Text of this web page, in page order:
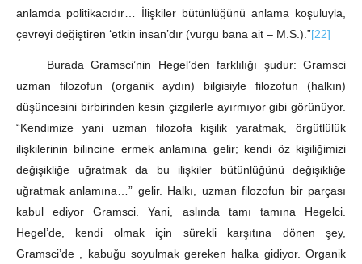
anlamda politikacıdır… İlişkiler bütünlüğünü anlama koşuluyla,
çevreyi değiştiren ‘etkin insan’dır (vurgu bana ait – M.S.).”[22]
Burada Gramsci’nin Hegel’den farklılığı şudur: Gramsci
uzman filozofun (organik aydın) bilgisiyle filozofun (halkın)
düşüncesini birbirinden kesin çizgilerle ayırmıyor gibi görünüyor.
“Kendimize yani uzman filozofa kişilik yaratmak, örgütlülük
ilişkilerinin bilincine ermek anlamına gelir; kendi öz kişiliğimizi
değişikliğe uğratmak da bu ilişkiler bütünlüğünü değişikliğe
uğratmak anlamına…” gelir. Halkı, uzman filozofun bir parçası
kabul ediyor Gramsci. Yani, aslında tamı tamına Hegelci.
Hegel’de, kendi olmak için sürekli karşıtına dönen şey,
Gramsci’de , kabuğu soyulmak gereken halka gidiyor. Organik